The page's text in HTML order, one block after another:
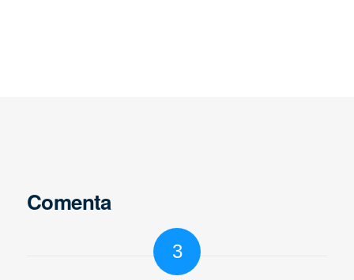
Comenta
3